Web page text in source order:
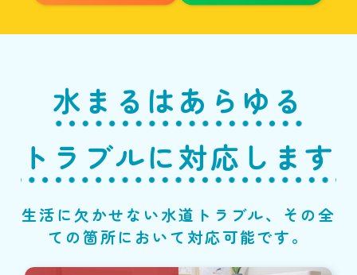
水まるはあらゆる
トラブルに対応します
生活に欠かせない水道トラブル、その全
ての箇所において対応可能です。